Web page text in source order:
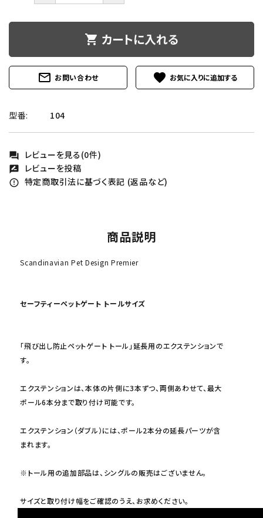
shopping_cart カートに入れる
mail_outline お問い合わせ favorite
型番: 104
forum レビューを見る(0件)
rate_review レビューを投稿
error_outline 特定商取引法に基づく表記 (返品など)
商品説明
Scandinavian Pet Design Premier
セーフティーペットゲート トールサイズ
「飛び出し防止ペットゲート トール」延長用のエクステンションで
す。
エクステンションは、本体の片側に3本ずつ、両側あわせて、最大
ポール6本分まで取り付け可能です。
エクステンション（ダブル）には、ポール2本分の延長パーツが含
まれます。
※トール用の追加部品は、シングルの販売はございません。
サイズと取り付け幅をご確認のうえ、お求めください。